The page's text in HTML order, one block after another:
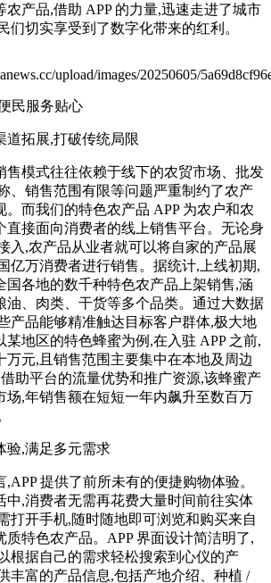
农产品,借助 APP 的力量,迅速走进了城市
们切实享受到了数字化带来的红利。
民服务贴心
道拓展,打破传统局限
售模式往往依赖于线下的农贸市场、批发
、销售范围有限等问题严重制约了农产
。而我们的特色农产品 APP 为农户和农
直接面向消费者的线上销售平台。无论身
入,农产品从业者就可以将自家的产品展
亿万消费者进行销售。据统计,上线初期,
国各地的数千种特色农产品上架销售,涵
油、肉类、干货等多个品类。通过大数据
产品能够精准触达目标客户群体,极大地
某地区的特色蜂蜜为例,在入驻 APP 之前,
万元,且销售范围主要集中在本地及周边
助平台的流量优势和推广资源,该蜂蜜产
场,年销售额在短短一年内飙升至数百万
验,满足多元需求
,APP 提供了前所未有的便捷购物体验。
中,消费者无需再花费大量时间前往实体
打开手机,随时随地即可浏览和购买来自
质特色农产品。APP 界面设计简洁明了,
根据自己的需求轻松搜索到心仪的产
丰富的产品信息,包括产地介绍、种植 /